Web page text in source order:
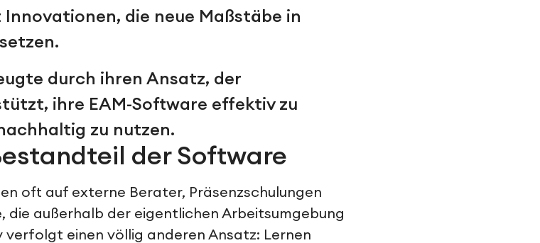
die neue Maßstäbe in
durch ihren Ansatz, der
ihre EAM-Software effektiv zu
zu nutzen.
der Software
oft auf externe Berater, Präsenzschulungen
die außerhalb der eigentlichen Arbeitsumgebung
einen völlig anderen Ansatz: Lernen